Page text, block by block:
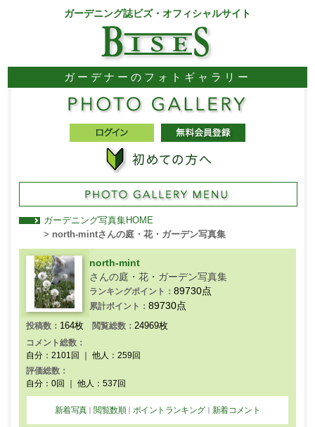
ガーデニング誌ビズ・オフィシャルサイト
ガーデナーのフォトギャラリー
ガーデニング写真集HOME
> north-mintさんの庭・花・ガーデン写真集
north-mint
さんの庭・花・ガーデン写真集
投稿数： 164枚閲覧総数： 24969枚
コメント総数：
自分：2101回 ｜ 他人：259回
評価総数：
自分：0回 ｜ 他人：537回
ランキングポイント： 89730点
累計ポイント： 89730点
新着写真 ｜ 閲覧数順｜ ポイントランキング｜ 新着コメント